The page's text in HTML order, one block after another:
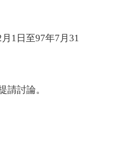
1日至97年7月31
請討論。